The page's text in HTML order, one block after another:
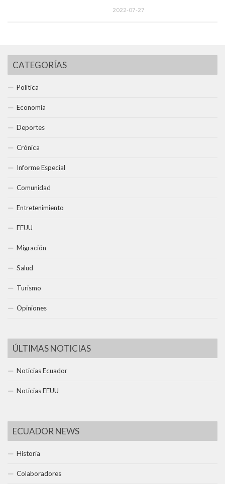
2022-07-27
CATEGORÍAS
Política
Economía
Deportes
Crónica
Informe Especial
Comunidad
Entretenimiento
EEUU
Migración
Salud
Turismo
Opiniones
ÚLTIMAS NOTICIAS
Noticias Ecuador
Noticias EEUU
ECUADOR NEWS
Historia
Colaboradores